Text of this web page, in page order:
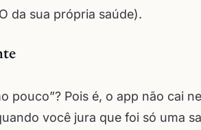
da sua própria saúde).
pouco”? Pois é, o app não cai
você jura que foi só uma